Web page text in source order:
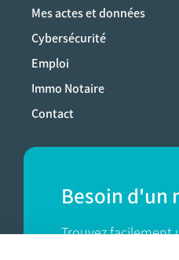
Mes actes et données
Cybersécurité
Emploi
Immo Notaire
Contact
Besoin d'un
Trouvez